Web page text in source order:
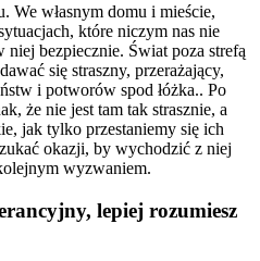
We własnym domu i mieście,
które niczym nas nie
bezpiecznie. Świat poza strefą
się straszny, przerażający,
i potworów spod łóżka.. Po
że nie jest tam tak strasznie, a
jak tylko przestaniemy się ich
okazji, by wychodzić z niej
wyzwaniem.
lepiej rozumiesz